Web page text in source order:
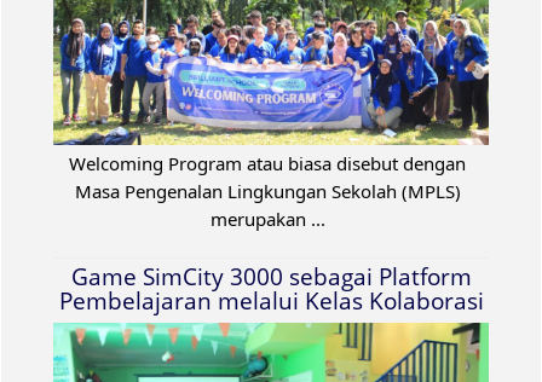
Welcoming Program atau biasa disebut dengan
Masa Pengenalan Lingkungan Sekolah (MPLS)
merupakan ...
Game SimCity 3000 sebagai Platform
Pembelajaran melalui Kelas Kolaborasi